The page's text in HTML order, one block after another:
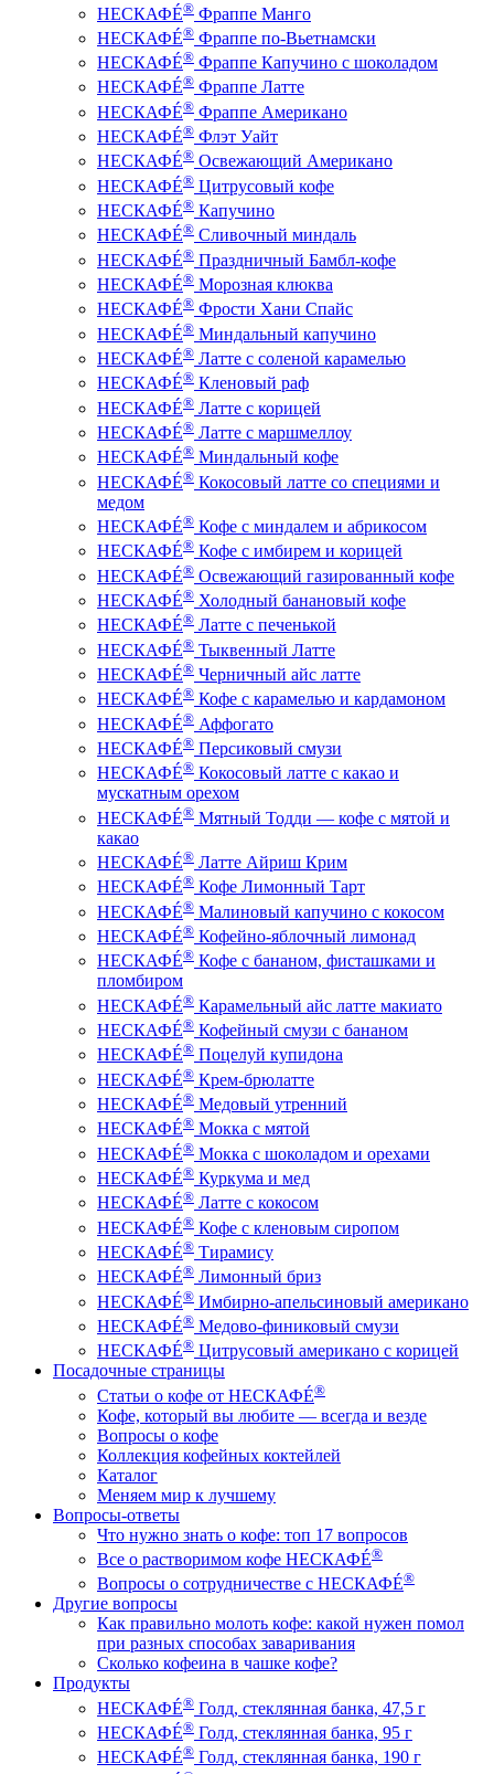
НЕСКАФÉ® Фраппе Манго
НЕСКАФÉ® Фраппе по-Вьетнамски
НЕСКАФÉ® Фраппе Капучино с шоколадом​
НЕСКАФÉ® Фраппе Латте
НЕСКАФÉ® Фраппе Американо
НЕСКАФÉ® Флэт Уайт
НЕСКАФÉ® Освежающий Американо
НЕСКАФÉ® Цитрусовый кофе
НЕСКАФÉ® Капучино
НЕСКАФÉ® Сливочный миндаль
НЕСКАФÉ® Праздничный Бамбл-кофе
НЕСКАФÉ® Морозная клюква
НЕСКАФÉ® Фрости Хани Спайс
НЕСКАФÉ® Миндальный капучино
НЕСКАФÉ® Латте с соленой карамелью
НЕСКАФÉ® Кленовый раф
НЕСКАФÉ® Латте с корицей
НЕСКАФÉ® Латте с маршмеллоу
НЕСКАФÉ® Миндальный кофе
НЕСКАФÉ® Кокосовый латте со специями и
медом
НЕСКАФÉ® Кофе с миндалем и абрикосом
НЕСКАФÉ® Кофе с имбирем и корицей
НЕСКАФÉ® Освежающий газированный кофе
НЕСКАФÉ® Холодный банановый кофе
НЕСКАФÉ® Латте с печенькой
НЕСКАФÉ® Тыквенный Латте
НЕСКАФÉ® Черничный айс латте
НЕСКАФÉ® Кофе с карамелью и кардамоном
НЕСКАФÉ® Аффогато
НЕСКАФÉ® Персиковый смузи
НЕСКАФÉ® Кокосовый латте с какао и
мускатным орехом
НЕСКАФÉ® Мятный Тодди — кофе с мятой и
какао
НЕСКАФÉ® Латте Айриш Крим
НЕСКАФÉ® Кофе Лимонный Тарт
НЕСКАФÉ® Малиновый капучино с кокосом
НЕСКАФÉ® Кофейно-яблочный лимонад
НЕСКАФÉ® Кофе с бананом, фисташками и
пломбиром
НЕСКАФÉ® Карамельный айс латте макиато
НЕСКАФÉ® Кофейный смузи с бананом
НЕСКАФÉ® Поцелуй купидона
НЕСКАФÉ® Крем-брюлатте
НЕСКАФÉ® Медовый утренний
НЕСКАФÉ® Мокка с мятой
НЕСКАФÉ® Мокка с шоколадом и орехами
НЕСКАФÉ® Куркума и мед
НЕСКАФÉ® Латте с кокосом
НЕСКАФÉ® Кофе с кленовым сиропом
НЕСКАФÉ® Тирамису
НЕСКАФÉ® Лимонный бриз
НЕСКАФÉ® Имбирно-апельсиновый американо
НЕСКАФÉ® Медово-финиковый смузи
НЕСКАФÉ® Цитрусовый американо с корицей
Посадочные страницы
Статьи о кофе от НЕСКАФÉ®
Кофе, который вы любите — всегда и везде
Вопросы о кофе
Коллекция кофейных коктейлей
Каталог
Меняем мир к лучшему
Вопросы-ответы
Что нужно знать о кофе: топ 17 вопросов
Все о растворимом кофе НЕСКАФÉ®
Вопросы о сотрудничестве с НЕСКАФÉ®
Другие вопросы
Как правильно молоть кофе: какой нужен помол
при разных способах заваривания
Сколько кофеина в чашке кофе?
Продукты
НЕСКАФÉ® Голд, стеклянная банка, 47,5 г
НЕСКАФÉ® Голд, стеклянная банка, 95 г
НЕСКАФÉ® Голд, стеклянная банка, 190 г